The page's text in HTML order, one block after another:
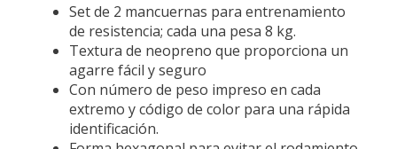
Set de 2 mancuernas para entrenamiento
de resistencia; cada una pesa 8 kg.
Textura de neopreno que proporciona un
agarre fácil y seguro
Con número de peso impreso en cada
extremo y código de color para una rápida
identificación.